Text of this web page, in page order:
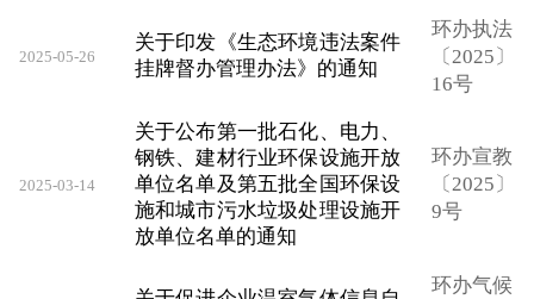
2025-05-26
关于印发《生态环境违法案件
挂牌督办管理办法》的通知
环办执法
〔2025〕
16号
2025-03-14
关于公布第一批石化、电力、
钢铁、建材行业环保设施开放
单位名单及第五批全国环保设
施和城市污水垃圾处理设施开
放单位名单的通知
环办宣教
〔2025〕
9号
环办气候